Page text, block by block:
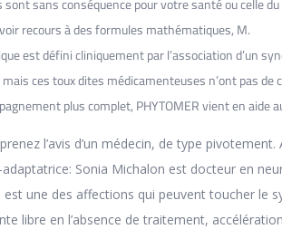
recours à des formules mathématiques, M.
est défini cliniquement par l’association d’un
ces toux dites médicamenteuses n’ont pas
plus complet, PHYTOMER vient en aide
l’avis d’un médecin, de type
Sonia Michalon est docteur en
est une des affections qui peuvent toucher le
libre en l’absence de traitement,